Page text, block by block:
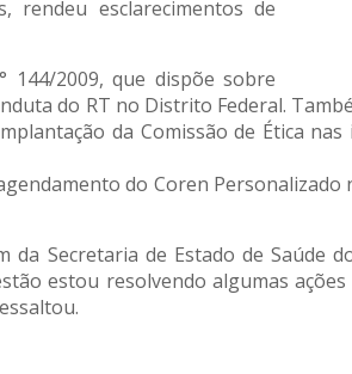
rendeu esclarecimentos de
144/2009, que dispõe sobre
do RT no Distrito Federal.
da Comissão de Ética
do Coren Personalizado
Secretaria de Estado de Saúde
estou resolvendo algumas